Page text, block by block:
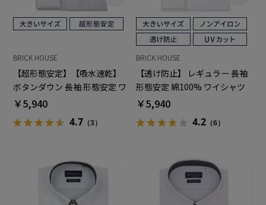
BRICK HOUSE
【超形態安定】【吸水速乾】
ボタンダウン 長袖 形態安定 ワ
イシャツ 大きいサイズ
￥5,940
4.7（3）
BRICK HOUSE
【透け防止】 レギュラー 長袖
形態安定 綿100% ワイシャツ
白無地 大きいサイズ
￥5,940
4.2 （6）